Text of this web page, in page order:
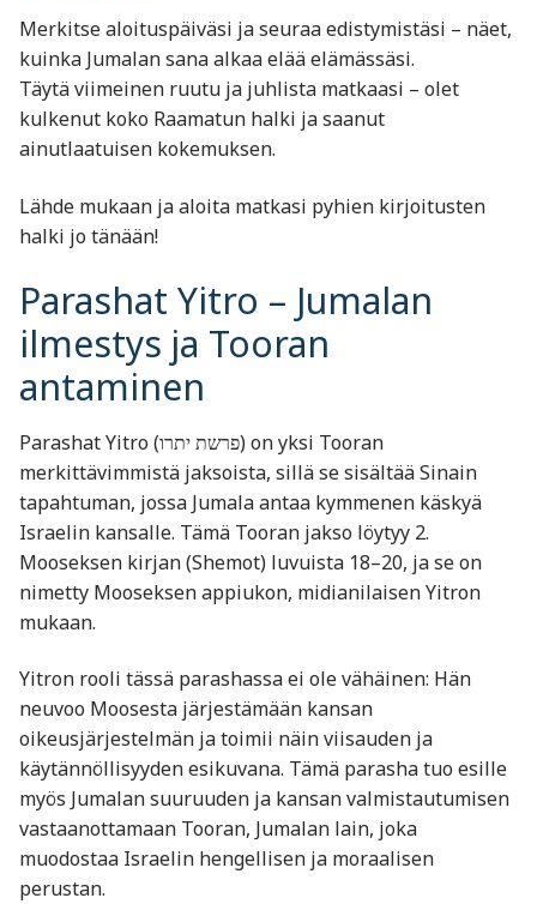
Merkitse aloituspäiväsi ja seuraa edistymistäsi – näet,
kuinka Jumalan sana alkaa elää elämässäsi.
Täytä viimeinen ruutu ja juhlista matkaasi – olet
kulkenut koko Raamatun halki ja saanut
ainutlaatuisen kokemuksen.
Lähde mukaan ja aloita matkasi pyhien kirjoitusten
halki jo tänään!
Parashat Yitro – Jumalan
ilmestys ja Tooran
antaminen
Parashat Yitro (פרשת יתרו) on yksi Tooran
merkittävimmistä jaksoista, sillä se sisältää Sinain
tapahtuman, jossa Jumala antaa kymmenen käskyä
Israelin kansalle. Tämä Tooran jakso löytyy 2.
Mooseksen kirjan (Shemot) luvuista 18–20, ja se on
nimetty Mooseksen appiukon, midianilaisen Yitron
mukaan.
Yitron rooli tässä parashassa ei ole vähäinen: Hän
neuvoo Moosesta järjestämään kansan
oikeusjärjestelmän ja toimii näin viisauden ja
käytännöllisyyden esikuvana. Tämä parasha tuo esille
myös Jumalan suuruuden ja kansan valmistautumisen
vastaanottamaan Tooran, Jumalan lain, joka
muodostaa Israelin hengellisen ja moraalisen
perustan.